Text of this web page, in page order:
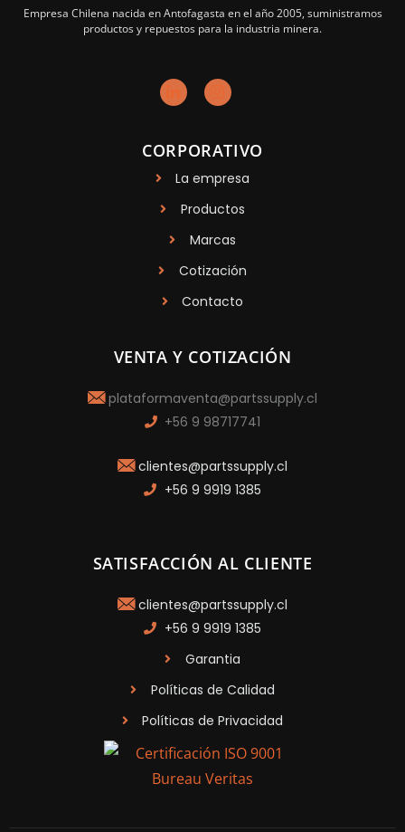
Empresa Chilena nacida en Antofagasta en el año 2005, suministramos
productos y repuestos para la industria minera.
CORPORATIVO
La empresa
Productos
Marcas
Cotización
Contacto
VENTA Y COTIZACIÓN
plataformaventa@partssupply.cl
+56 9 98717741
clientes@partssupply.cl
+56 9 9919 1385
SATISFACCIÓN AL CLIENTE
clientes@partssupply.cl
+56 9 9919 1385
Garantia
Políticas de Calidad
Políticas de Privacidad